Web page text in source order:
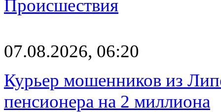
Происшествия
07.08.2026, 06:20
Курьер мошенников из
пенсионера на 2 миллиона